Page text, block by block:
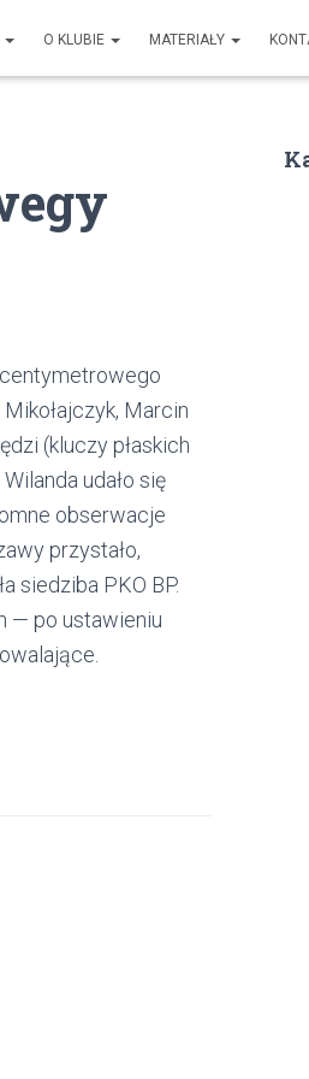
O KLUBIE MATERIAŁY
Marcin
(kluczy płaskich
udało się
obserwacje
przystało,
siedziba PKO BP.
— po ustawieniu